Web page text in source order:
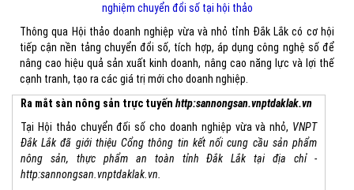
nghiệm chuyển đổi số tại hội thảo
Thông qua Hội thảo doanh nghiệp vừa và nhỏ tỉnh Đắk Lắk có cơ hội
tiếp cận nền tảng chuyển đổi số, tích hợp, áp dụng công nghệ số để
nâng cao hiệu quả sản xuất kinh doanh, nâng cao năng lực và lợi thế
cạnh tranh, tạo ra các giá trị mới cho doanh nghiệp.
Ra mắt sàn nông sản trực tuyến http:sannongsan.vnptdaklak.vn
Tại Hội thảo chuyển đối số cho doanh nghiệp vừa và nhỏ, VNPT
Đắk Lắk đã giới thiệu Cổng thông tin kết nối cung cầu sản phẩm
nông sản, thực phẩm an toàn tỉnh Đắk Lắk tại địa chỉ -
http:sannongsan.vnptdaklak.vn.